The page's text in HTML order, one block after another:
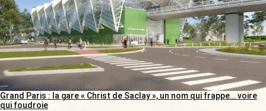
Grand Paris : la gare « Christ de Saclay », un nom qui frappe… voire
qui foudroie